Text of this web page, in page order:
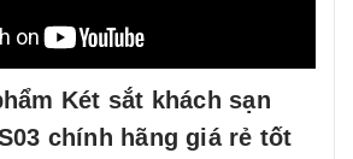
Két sắt khách sạn
chính hãng giá rẻ tốt